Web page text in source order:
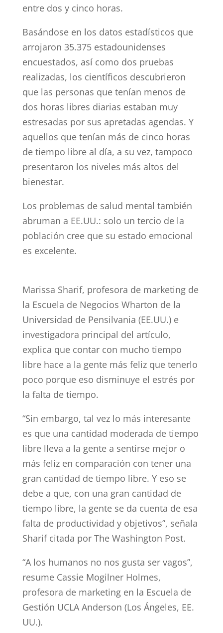
entre dos y cinco horas.
Basándose en los datos estadísticos que
arrojaron 35.375 estadounidenses
encuestados, así como dos pruebas
realizadas, los científicos descubrieron
que las personas que tenían menos de
dos horas libres diarias estaban muy
estresadas por sus apretadas agendas. Y
aquellos que tenían más de cinco horas
de tiempo libre al día, a su vez, tampoco
presentaron los niveles más altos del
bienestar.
Los problemas de salud mental también
abruman a EE.UU.: solo un tercio de la
población cree que su estado emocional
es excelente.
Marissa Sharif, profesora de marketing de
la Escuela de Negocios Wharton de la
Universidad de Pensilvania (EE.UU.) e
investigadora principal del artículo,
explica que contar con mucho tiempo
libre hace a la gente más feliz que tenerlo
poco porque eso disminuye el estrés por
la falta de tiempo.
“Sin embargo, tal vez lo más interesante
es que una cantidad moderada de tiempo
libre lleva a la gente a sentirse mejor o
más feliz en comparación con tener una
gran cantidad de tiempo libre. Y eso se
debe a que, con una gran cantidad de
tiempo libre, la gente se da cuenta de esa
falta de productividad y objetivos”, señala
Sharif citada por The Washington Post.
“A los humanos no nos gusta ser vagos”,
resume Cassie Mogilner Holmes,
profesora de marketing en la Escuela de
Gestión UCLA Anderson (Los Ángeles, EE.
UU.).